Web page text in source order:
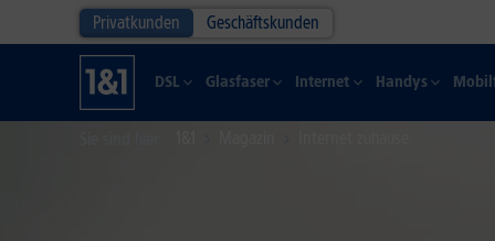
Privatkunden Geschäftskunden
DSL Glasfaser Internet Handys